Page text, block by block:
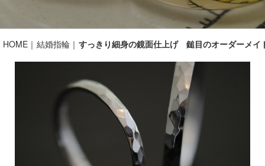
HOME 結婚指輪 すっきり細身の鏡面仕上げ 鎚目のオーダーメイ